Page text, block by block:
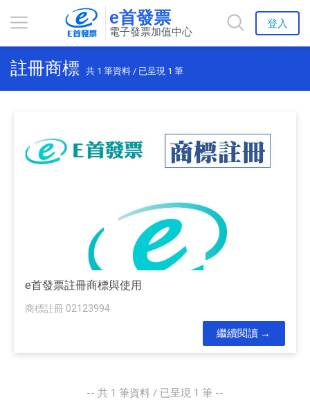
e首發票
電子發票加值中心
登入
註冊商標 共 1 筆資料 / 已呈現 1 筆
e首發票註冊商標與使用
商標註冊 02123994
繼續閱讀
-- 共 1 筆資料 / 已呈現 1 筆 --